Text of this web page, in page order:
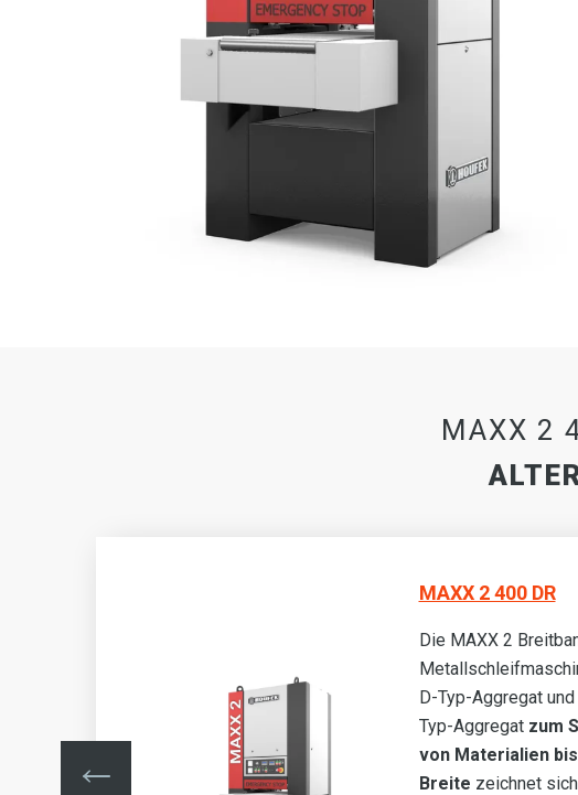
MAXX 2
MAXX 2 400 DR
Die MAXX 2
D-Typ-Aggregat
Typ-Aggregat zum
von Materialien
Breite zeichnet